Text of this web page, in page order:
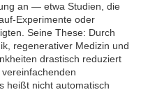
an — etwa Studien, die
Experimente oder
Seine These: Durch
regenerativer Medizin und
drastisch reduziert
heißt nicht automatisch